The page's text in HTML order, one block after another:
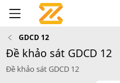
GDCD 12
Đề khảo sát GDCD 12
Đề khảo sát GDCD 12